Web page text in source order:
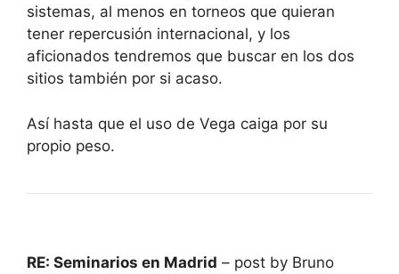
sistemas, al menos en torneos que quieran
tener repercusión internacional, y los
aficionados tendremos que buscar en los dos
sitios también por si acaso.
Así hasta que el uso de Vega caiga por su
propio peso.
RE: Seminarios en Madrid – post by Bruno